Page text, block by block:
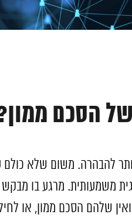
הסכם
להבהרה. משום שלא
משמעותית. מרגע בו
שלהם הסכם ממון, או